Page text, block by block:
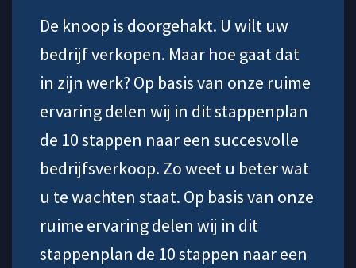
De knoop is doorgehakt. U wilt uw
bedrijf verkopen. Maar hoe gaat dat
in zijn werk? Op basis van onze ruime
ervaring delen wij in dit stappenplan
de 10 stappen naar een succesvolle
bedrijfsverkoop. Zo weet u beter wat
u te wachten staat. Op basis van onze
ruime ervaring delen wij in dit
stappenplan de 10 stappen naar een